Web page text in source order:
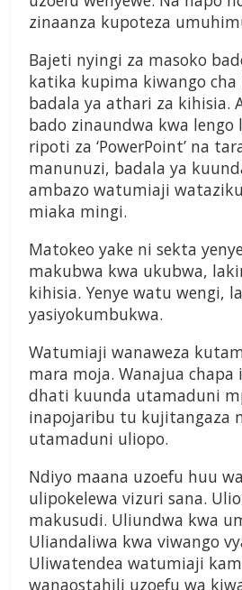
zinaanza kupoteza
Bajeti nyingi za masoko
katika kupima kiwango cha
badala ya athari za kihisia.
bado zinaundwa kwa lengo
ripoti za ‘PowerPoint’ na
manunuzi, badala ya
ambazo watumiaji
miaka mingi.
Matokeo yake ni sekta
makubwa kwa ukubwa,
kihisia. Yenye watu wengi,
yasiyokumbukwa.
Watumiaji wanaweza
mara moja. Wanajua
dhati kuunda utamaduni
inapojaribu tu kujitangaza
utamaduni uliopo.
Ndiyo maana uzoefu huu
ulipokelewa vizuri sana.
makusudi. Uliundwa kwa
Uliandaliwa kwa viwango
Uliwatendea watumiaji
wanaostahili uzoefu wa